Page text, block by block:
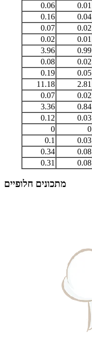
0.01
0.06
0.04
0.16
0.02
0.07
0.01
0.02
0.99
3.96
0.02
0.08
0.05
0.19
2.81
11.18
0.02
0.07
0.84
3.36
0.03
0.12
0
0
0.03
0.1
0.08
0.34
0.08
0.31
מתכונים חלופיים